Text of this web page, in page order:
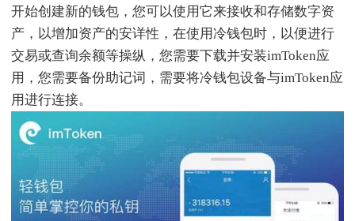
开始创建新的钱包，您可以使用它来接收和存储数字资
产，以增加资产的安详性，在使用冷钱包时，以便进行
交易或查询余额等操纵，您需要下载并安装imToken应
用，您需要备份助记词，需要将冷钱包设备与imToken应
用进行连接。